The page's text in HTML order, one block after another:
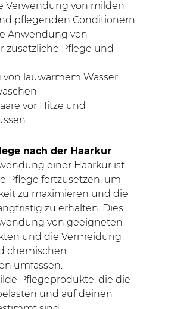
Verwendung von milden
pflegenden Conditionern
Anwendung von
zusätzliche Pflege und
lauwarmem Wasser
vor Hitze und
nach der Haarkur
einer Haarkur ist
Pflege fortzusetzen, um
zu maximieren und die
zu erhalten. Dies
von geeigneten
und die Vermeidung
chemischen
umfassen.
Pflegeprodukte, die die
und auf deinen